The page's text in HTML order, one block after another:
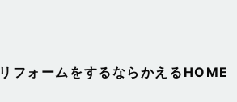
フォームをするならかえるHOME